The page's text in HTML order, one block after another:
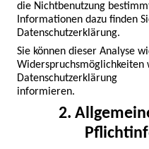
die Nichtbenutzung
Informationen dazu finden
Datenschutzerklärung.
Sie können dieser Analyse
Widerspruchsmöglichkeiten
Datenschutzerklärung
informieren.
2.